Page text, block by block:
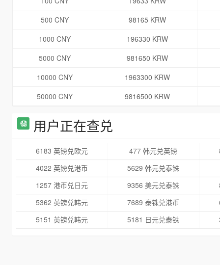
500 CNY
98165 KRW
1000 CNY
196330 KRW
5000 CNY
981650 KRW
10000 CNY
1963300 KRW
50000 CNY
9816500 KRW
用户正在查兑
6183 英镑兑欧元 477 韩元兑英镑
4022 英镑兑港币
5629 韩元兑泰铢
1257 港币兑日元
9356 美元兑泰铢
5362 英镑兑韩元
7689 泰铢兑港币
5151 英镑兑韩元
5181 日元兑泰铢